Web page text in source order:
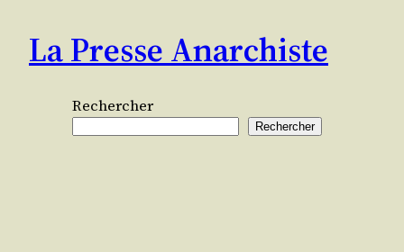
contenu
La Presse Anarchiste
Rechercher
Rechercher